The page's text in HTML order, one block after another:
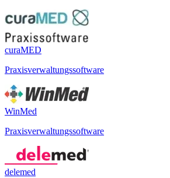
curaMED
Praxisverwaltungssoftware
WinMed
Praxisverwaltungssoftware
delemed